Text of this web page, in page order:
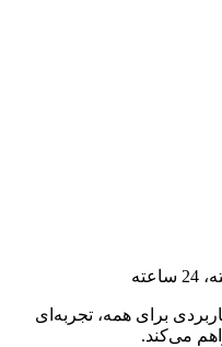
برای همه، تجربه‌ای
می‌کند.